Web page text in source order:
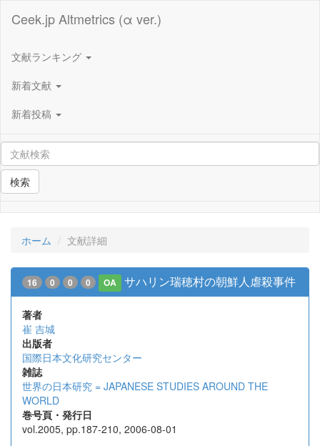
Ceek.jp Altmetrics (α ver.)
文献ランキング
新着文献
新着投稿
検索
ホーム 文献詳細
16 0 0 0 OA サハリン瑞穂村の朝鮮人虐殺事件
著者
崔 吉城
出版者
国際日本文化研究センター
雑誌
世界の日本研究 = JAPANESE STUDIES AROUND THE
WORLD
巻号頁・発行日
vol.2005, pp.187-210, 2006-08-01